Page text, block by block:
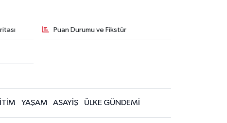
Puan Durumu ve Fikstür
YAŞAM ASAYİŞ ÜLKE GÜNDEMİ